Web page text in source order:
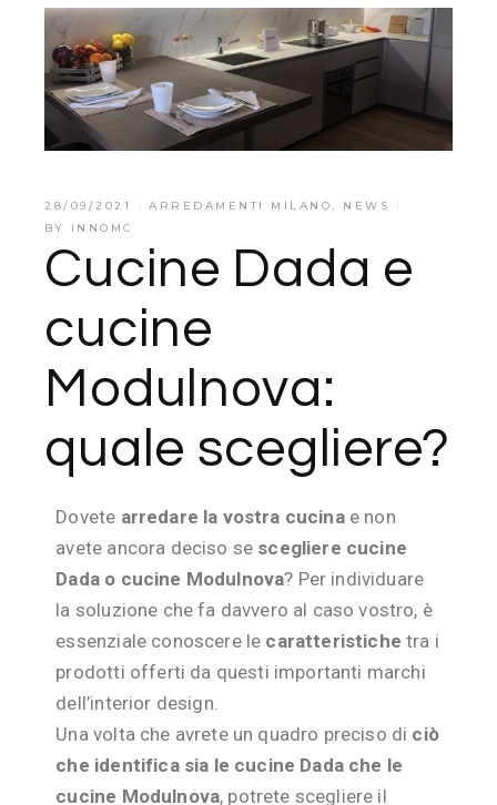
28/09/2021 ARREDAMENTI MILANO, NEWS
BY INNOMC
Cucine Dada e
cucine
Modulnova:
quale scegliere?
Dovete arredare la vostra cucinae non
avete ancora deciso se scegliere cucine
Dada o cucine Modulnova? Per individuare
la soluzione che fa davvero al caso vostro, è
essenziale conoscere le caratteristiche tra i
prodotti offerti da questi importanti marchi
dell’interior design.
Una volta che avrete un quadro preciso di ciò
che identifica sia le cucine Dada che le
cucine Modulnova, potrete scegliere il